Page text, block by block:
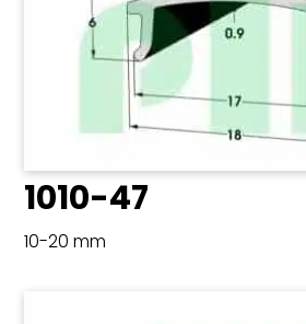
1010-47
10-20 mm